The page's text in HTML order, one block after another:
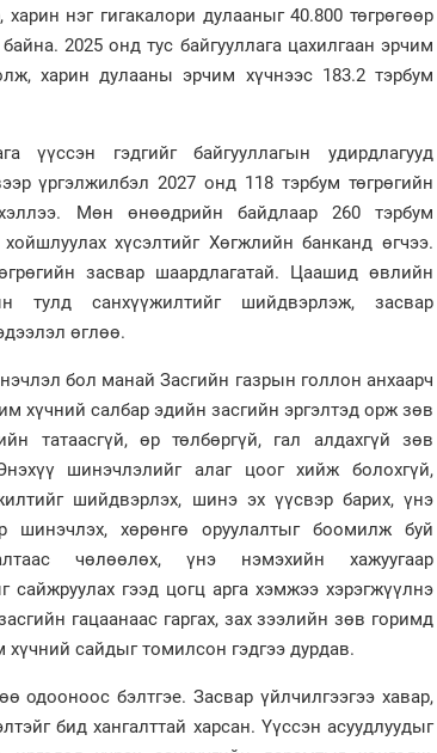
нэг гигакалори дулааныг 40.800 төгрөгөөр
2025 онд тус байгууллага цахилгаан эрчим
харин дулааны эрчим хүчнээс 183.2 тэрбум
үүссэн гэдгийг байгууллагын удирдлагууд
үргэлжилбэл 2027 онд 118 тэрбум төгрөгийн
Мөн өнөөдрийн байдлаар 260 тэрбум
хүсэлтийг Хөгжлийн банканд өгчээ.
засвар шаардлагатай. Цаашид өвлийн
тулд санхүүжилтийг шийдвэрлэж, засвар
өглөө.
бол манай Засгийн газрын голлон анхаарч
хүчний салбар эдийн засгийн эргэлтэд орж зөв
татаасгүй, өр төлбөргүй, гал алдахгүй зөв
шинэчлэлийг алаг цоог хийж болохгүй,
шийдвэрлэх, шинэ эх үүсвэр барих, үнэ
шинэчлэх, хөрөнгө оруулалтыг боомилж буй
чөлөөлөх, үнэ нэмэхийн хажуугаар
гээд цогц арга хэмжээ хэрэгжүүлнэ
гацаанаас гаргах, зах зээлийн зөв горимд
сайдыг томилсон гэдгээ дурдав.
одооноос бэлтгэе. Засвар үйлчилгээгээ хавар,
бид хангалттай харсан. Үүссэн асуудлуудыг